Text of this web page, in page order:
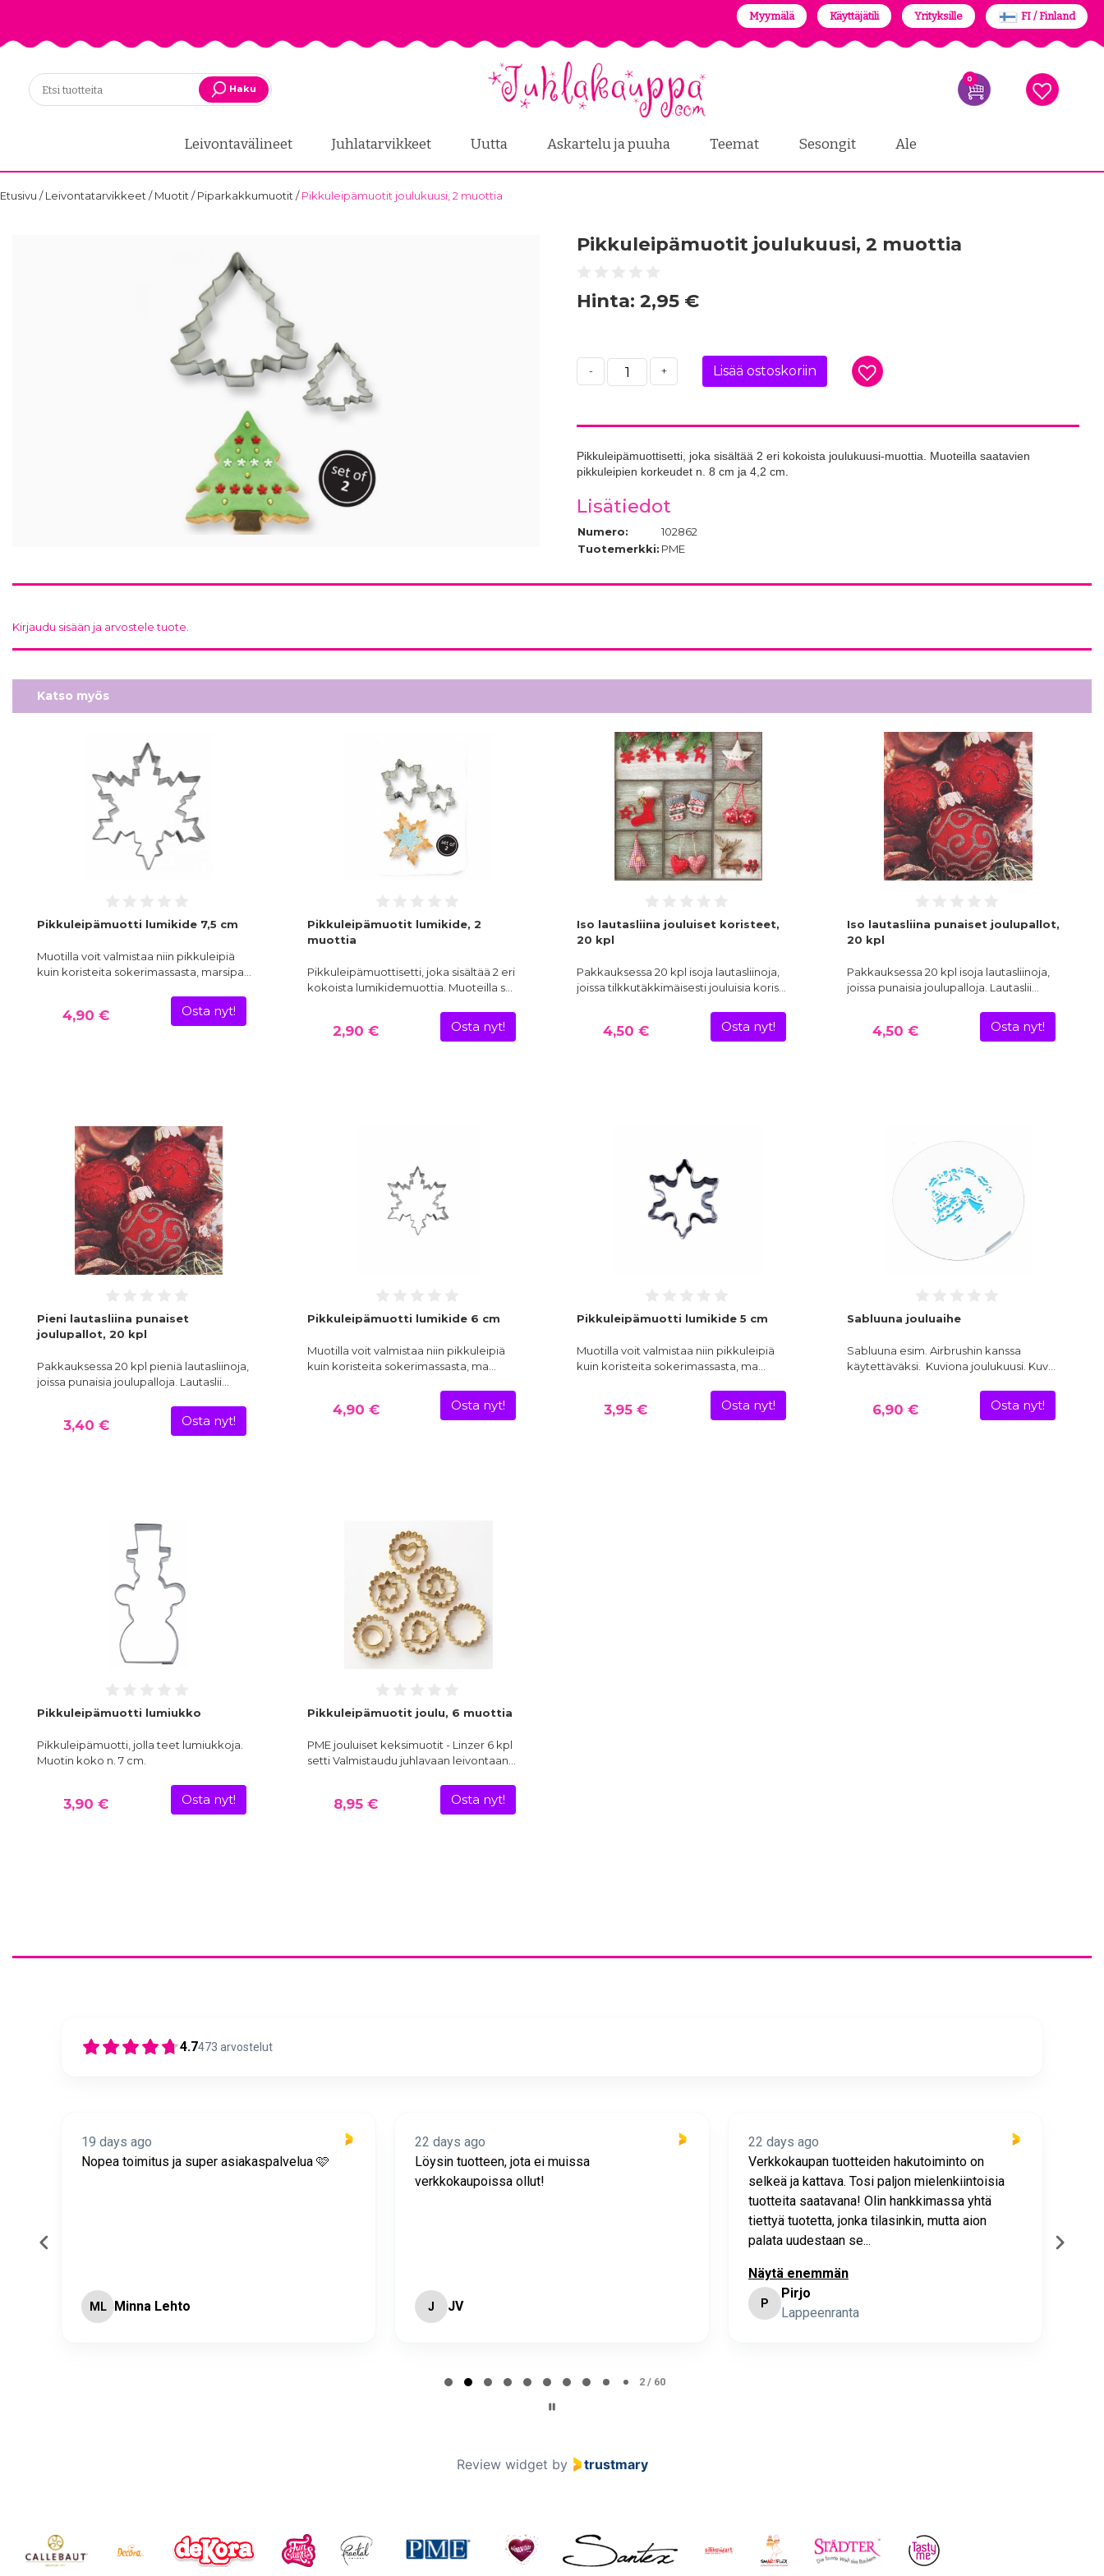
Myymälä Käyttäjätili Yrityksille FI / Finland
Haku
0
Leivontavälineet Juhlatarvikkeet Uutta Askartelu ja puuha Teemat Sesongit Ale
Etusivu /Leivontatarvikkeet /Muotit /Piparkakkumuotit /Pikkuleipämuotit joulukuusi, 2 muottia
Pikkuleipämuotit joulukuusi, 2 muottia
Hinta: 2,95 €
- + Lisää ostoskoriin
Pikkuleipämuottisetti, joka sisältää 2 eri kokoista joulukuusi-muottia. Muoteilla saatavien
pikkuleipien korkeudet n. 8 cm ja 4,2 cm
Lisätiedot
Numero:
102862
Tuotemerkki: PME
Kirjaudu sisään ja arvostele tuote.
Katso myös
Pikkuleipämuotti lumikide 7,5 cm
Muotilla voit valmistaa niin pikkuleipiä
kuin koristeita sokerimassasta, marsipa…
4,90 € Osta nyt!
Pikkuleipämuotit lumikide, 2
muottia
Pikkuleipämuottisetti, joka sisältää 2 eri
kokoista lumikidemuottia. Muoteilla s…
2,90 € Osta nyt!
Iso lautasliina jouluiset koristeet,
20 kpl
Pakkauksessa 20 kpl isoja lautasliinoja,
joissa tilkkutäkkimäisesti jouluisia koris…
4,50 € Osta nyt!
Iso lautasliina punaiset joulupallot,
20 kpl
Pakkauksessa 20 kpl isoja lautasliinoja,
joissa punaisia joulupalloja. Lautaslii…
4,50 € Osta nyt!
Pieni lautasliina punaiset
joulupallot, 20 kpl
Pakkauksessa 20 kpl pieniä lautasliinoja,
joissa punaisia joulupalloja. Lautaslii…
3,40 € Osta nyt!
Pikkuleipämuotti lumikide 6 cm
Muotilla voit valmistaa niin pikkuleipiä
kuin koristeita sokerimassasta, ma…
4,90 € Osta nyt!
Pikkuleipämuotti lumikide 5 cm
Muotilla voit valmistaa niin pikkuleipiä
kuin koristeita sokerimassasta, ma…
3,95 € Osta nyt!
Sabluuna jouluaihe
Sabluuna esim. Airbrushin kanssa
käytettäväksi. Kuviona joulukuusi. Kuv…
6,90 € Osta nyt!
Pikkuleipämuotti lumiukko
Pikkuleipämuotti, jolla teet lumiukkoja.
Muotin koko n. 7 cm.
3,90 € Osta nyt!
Pikkuleipämuotit joulu, 6 muottia
PME jouluiset keksimuotit - Linzer 6 kpl
setti Valmistaudu juhlavaan leivontaan…
8,95 € Osta nyt!
4.7473 arvostelut
19 days ago
Nopea toimitus ja super asiakaspalvelua 🩷
ML Minna Lehto
22 days ago
Löysin tuotteen, jota ei muissa
verkkokaupoissa ollut!
J JV
22 days ago
Verkkokaupan tuotteiden hakutoiminto on
selkeä ja kattava. Tosi paljon mielenkiintoisia
tuotteita saatavana! Olin hankkimassa yhtä
tiettyä tuotetta, jonka tilasinkin, mutta aion
palata uudestaan se...
Näytä enemmän
P
Pirjo
Lappeenranta
2 / 60
Review widget by trustmary